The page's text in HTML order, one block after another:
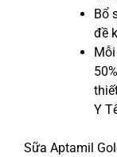
Bổ
đề
Y
Sữa Aptamil